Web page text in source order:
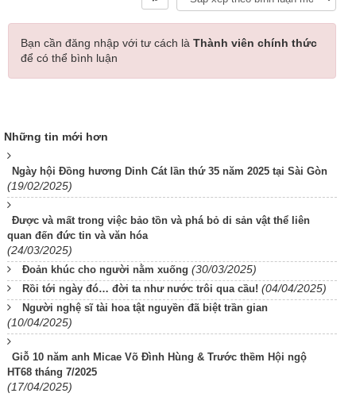
Bạn cần đăng nhập với tư cách là Thành viên chính thức
để có thể bình luận
Những tin mới hơn
Ngày hội Đồng hương Dinh Cát lần thứ 35 năm 2025 tại Sài Gòn
(19/02/2025)
Được và mất trong việc bảo tồn và phá bỏ di sản vật thể liên
quan đến đức tin và văn hóa
(24/03/2025)
Đoản khúc cho người nằm xuống (30/03/2025)
Rồi tới ngày đó… đời ta như nước trôi qua cầu! (04/04/2025)
Người nghệ sĩ tài hoa tật nguyền đã biệt trần gian
(10/04/2025)
Giỗ 10 năm anh Micae Võ Đình Hùng & Trước thềm Hội ngộ
HT68 tháng 7/2025
(17/04/2025)